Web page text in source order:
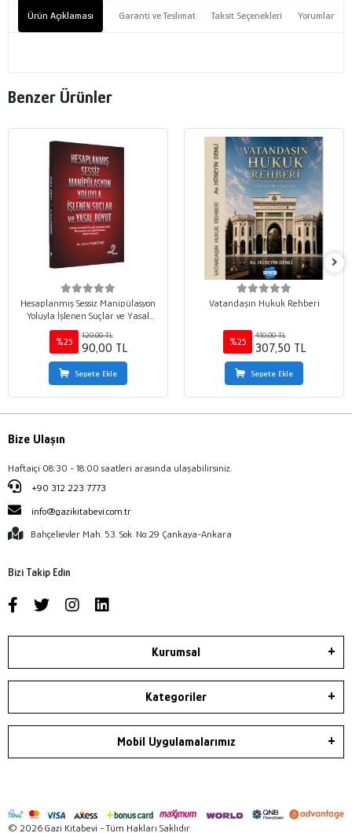
Ürün Açıklaması Garanti ve Teslimat Taksit Seçenekleri Yorumlar
Benzer Ürünler
Hesaplanmış Sessiz Manipülasyon
Yoluyla İşlenen Suçlar ve Yasal
Boyut
%25
120,00 TL
90,00 TL
Sepete Ekle
Vatandaşın Hukuk Rehberi
%25
410,00 TL
307,50 TL
Sepete Ekle
Bize Ulaşın
Haftaiçi 08:30 - 18:00 saatleri arasında ulaşabilirsiniz.
+90 312 223 7773
info@gazikitabevi.com.tr
Bahçelievler Mah. 53. Sok. No:29 Çankaya-Ankara
Bizi Takip Edin
Kurumsal
Kategoriler
Mobil Uygulamalarımız
© 2026 Gazi Kitabevi - Tüm Hakları Saklıdır